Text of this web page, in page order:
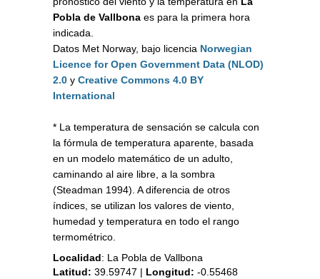
Pobla de Vallbona es para la primera hora
indicada.
Datos Met Norway, bajo licencia Norwegian
Licence for Open Government Data (NLOD)
2.0 y Creative Commons 4.0 BY
International
* La temperatura de sensación se calcula con
la fórmula de temperatura aparente, basada
en un modelo matemático de un adulto,
caminando al aire libre, a la sombra
(Steadman 1994). A diferencia de otros
índices, se utilizan los valores de viento,
humedad y temperatura en todo el rango
termométrico.
Localidad: La Pobla de Vallbona
Latitud: 39.59747 | Longitud: -0.55468